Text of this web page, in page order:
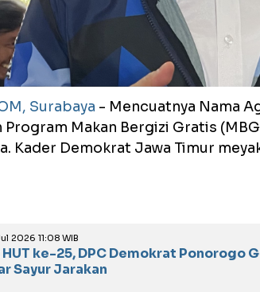
Surabaya - Mencuatnya Nama
Program Makan Bergizi Gratis
Kader Demokrat Jawa Timur
2026 11:08 WIB
ke-25, DPC Demokrat Ponorogo
Sayur Jarakan